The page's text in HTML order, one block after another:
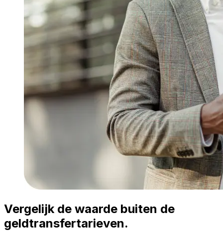
Vergelijk de waarde buiten de
geldtransfertarieven.